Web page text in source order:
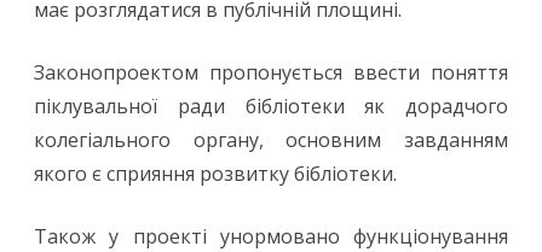
має розглядатися в публічній площині.
Законопроектом пропонується ввести поняття
піклувальної ради бібліотеки як дорадчого
колегіального органу, основним завданням
якого є сприяння розвитку бібліотеки.
Також у проекті унормовано функціонування